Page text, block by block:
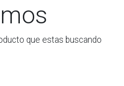
que estas buscando